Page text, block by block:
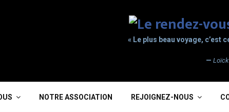
« Le plus beau voyage, c’est
—
NOTRE ASSOCIATION REJOIGNEZ-NOUS